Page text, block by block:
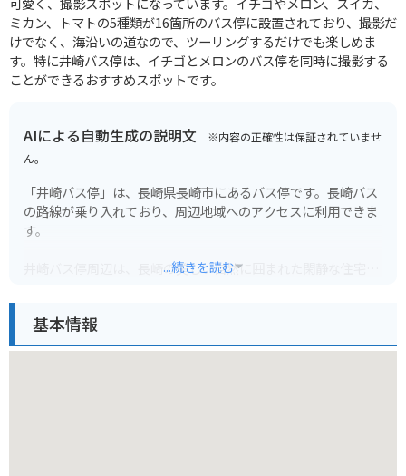
ミカン、トマトの5種類が16箇所のバス停に設置されており、撮影だ
けでなく、海沿いの道なので、ツーリングするだけでも楽しめま
す。特に井崎バス停は、イチゴとメロンのバス停を同時に撮影する
ことができるおすすめスポットです。
AIによる自動生成の説明文 ※内容の正確性は保証されていませ
ん。
「井崎バス停」は、長崎県長崎市にあるバス停です。長崎バス
の路線が乗り入れており、周辺地域へのアクセスに利用できま
す。
井崎バス停周辺は、長崎の美しい自然に囲まれた閑静な住宅街
とができるビュースポットとして知られています。また、周辺
には、新鮮な魚介類を味わえる飲食店や、地元の食材を販売す
...続きを読む
基本情報